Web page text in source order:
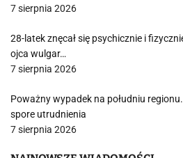
7 sierpnia 2026
28-latek znęcał się psychicznie i
ojca wulgar…
7 sierpnia 2026
Poważny wypadek na południu
spore utrudnienia
7 sierpnia 2026